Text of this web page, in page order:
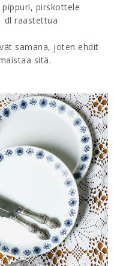
pirskottele
dl raastettua
samana, joten ehdit
sitä.